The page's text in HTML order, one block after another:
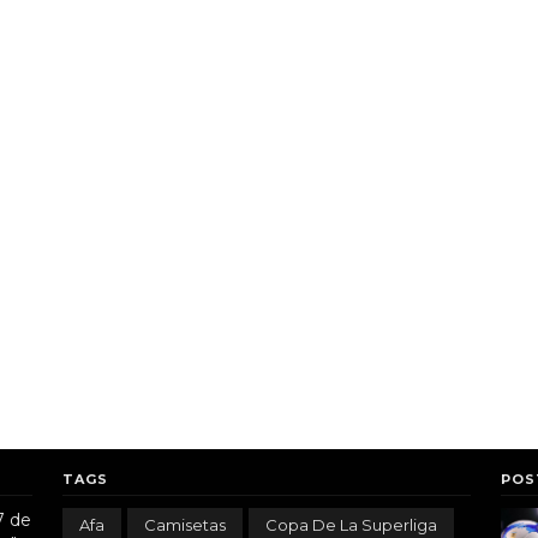
de
TAGS
Afa Camisetas Copa De La Superliga